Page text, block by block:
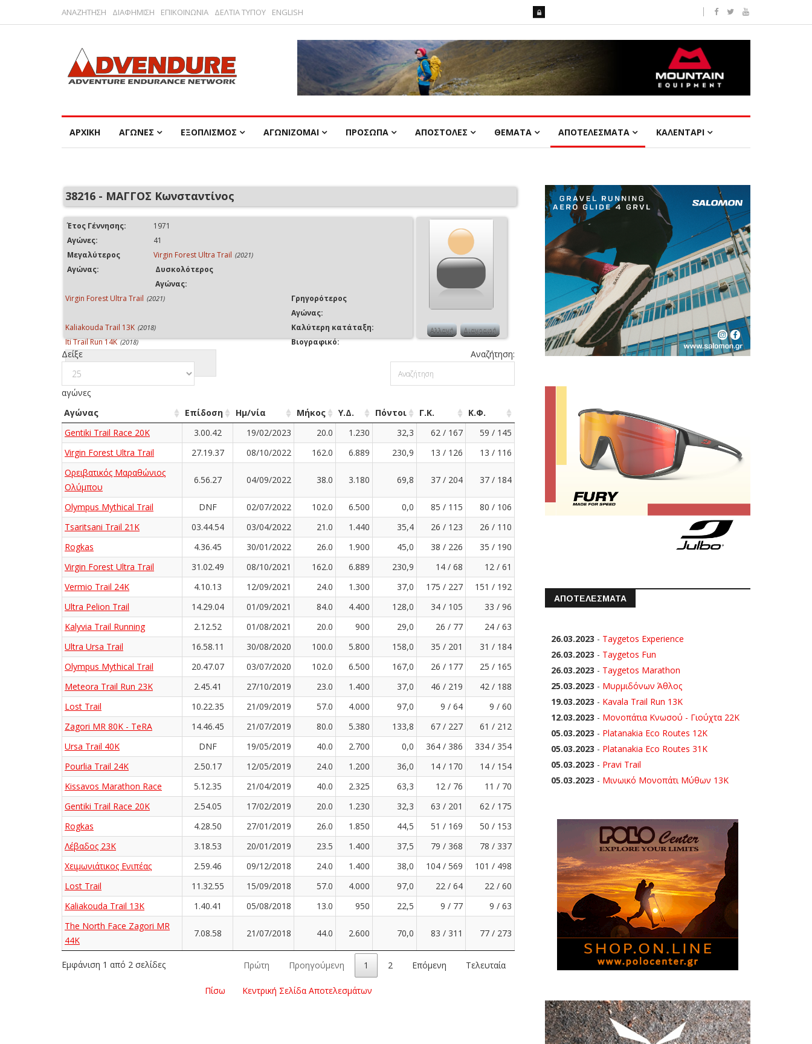
ΑΝΑΖΗΤΗΣΗ ΔΙΑΦΗΜΙΣΗ ΕΠΙΚΟΙΝΩΝΙΑ ΔΕΛΤΙΑ ΤΥΠΟΥ ENGLISH
ΑΡΧΙΚΗ ΑΓΩΝΕΣ ΕΞΟΠΛΙΣΜΟΣ ΑΓΩΝΙΖΟΜΑΙ ΠΡΟΣΩΠΑ ΑΠΟΣΤΟΛΕΣ ΘΕΜΑΤΑ ΑΠΟΤΕΛΕΣΜΑΤΑ ΚΑΛΕΝΤΑΡΙ
38216 - ΜΑΓΓΟΣ Κωνσταντίνος
Έτος Γέννησης:
1971
Αγώνες:
41
Μεγαλύτερος
Αγώνας:
Virgin Forest Ultra Trail (2021)
Δυσκολότερος
Αγώνας:
Virgin Forest Ultra Trail (2021)
Γρηγορότερος
Αγώνας:
Kaliakouda Trail 13K (2018)
Καλύτερη κατάταξη:
Iti Trail Run 14K (2018) Βιογραφικό:
Αλλαγή Διαγραφή
Δείξε
αγώνες
Αναζήτηση:
Αγώνας Επίδοση Ημ/νία Μήκος Υ.Δ. Πόντοι Γ.Κ.
Κ.Φ.
Gentiki Trail Race 20K
3.00.42 19/02/2023 20.0 1.230 32,3 62 / 167
59 / 145
Virgin Forest Ultra Trail
27.19.37 08/10/2022 162.0 6.889 230,9 13 / 126
13 / 116
Ορειβατικός Μαραθώνιος
Ολύμπου
6.56.27 04/09/2022 38.0 3.180 69,8 37 / 204 37 / 184
Olympus Mythical Trail DNF 02/07/2022 102.0 6.500 0,0 85 / 115
80 / 106
Tsaritsani Trail 21K
03.44.54 03/04/2022 21.0 1.440 35,4 26 / 123
26 / 110
Rogkas
4.36.45 30/01/2022 26.0 1.900 45,0 38 / 226
35 / 190
Virgin Forest Ultra Trail
31.02.49 08/10/2021 162.0 6.889 230,9 14 / 68
12 / 61
Vermio Trail 24K
4.10.13 12/09/2021 24.0 1.300 37,0 175 / 227
151 / 192
Ultra Pelion Trail
14.29.04 01/09/2021 84.0 4.400 128,0 34 / 105
33 / 96
Kalyvia Trail Running
2.12.52 01/08/2021 20.0 900 29,0 26 / 77
24 / 63
Ultra Ursa Trail
16.58.11 30/08/2020 100.0 5.800 158,0 35 / 201
31 / 184
Olympus Mythical Trail
20.47.07 03/07/2020 102.0 6.500 167,0 26 / 177
25 / 165
Meteora Trail Run 23K
2.45.41 27/10/2019 23.0 1.400 37,0 46 / 219
42 / 188
Lost Trail
10.22.35 21/09/2019 57.0 4.000 97,0 9 / 64
9 / 60
Zagori MR 80K - TeRA
14.46.45 21/07/2019 80.0 5.380 133,8 67 / 227
61 / 212
Ursa Trail 40K
DNF 19/05/2019 40.0 2.700 0,0 364 / 386
334 / 354
Pourlia Trail 24K
2.50.17 12/05/2019 24.0 1.200 36,0 14 / 170
14 / 154
Kissavos Marathon Race
5.12.35 21/04/2019 40.0 2.325 63,3 12 / 76
11 / 70
Gentiki Trail Race 20K
2.54.05 17/02/2019 20.0 1.230 32,3 63 / 201
62 / 175
Rogkas
4.28.50 27/01/2019 26.0 1.850 44,5 51 / 169
50 / 153
Λέβαδος 23Κ
3.18.53 20/01/2019 23.5 1.400 37,5 79 / 368
78 / 337
Χειμωνιάτικος Ενιπέας
2.59.46 09/12/2018 24.0 1.400 38,0 104 / 569
101 / 498
Lost Trail
11.32.55 15/09/2018 57.0 4.000 97,0 22 / 64
22 / 60
Kaliakouda Trail 13K
1.40.41 05/08/2018 13.0 950 22,5 9 / 77
9 / 63
The North Face Zagori MR
44K
7.08.58 21/07/2018 44.0 2.600 70,0 83 / 311 77 / 273
Εμφάνιση 1 από 2 σελίδες Πρώτη Προηγούμενη 1 2 Επόμενη Τελευταία
Πίσω Κεντρική Σελίδα Αποτελεσμάτων
ΑΠΟΤΕΛΕΣΜΑΤΑ
26.03.2023 - Taygetos Experience
26.03.2023 - Taygetos Fun
26.03.2023 - Taygetos Marathon
25.03.2023 - Μυρμιδόνων Άθλος
19.03.2023 - Kavala Trail Run 13K
12.03.2023 - Μονοπάτια Κνωσού - Γιούχτα 22Κ
05.03.2023 - Platanakia Eco Routes 12K
05.03.2023 - Platanakia Eco Routes 31K
05.03.2023 - Pravi Trail
05.03.2023 - Μινωικό Μονοπάτι Μύθων 13Κ